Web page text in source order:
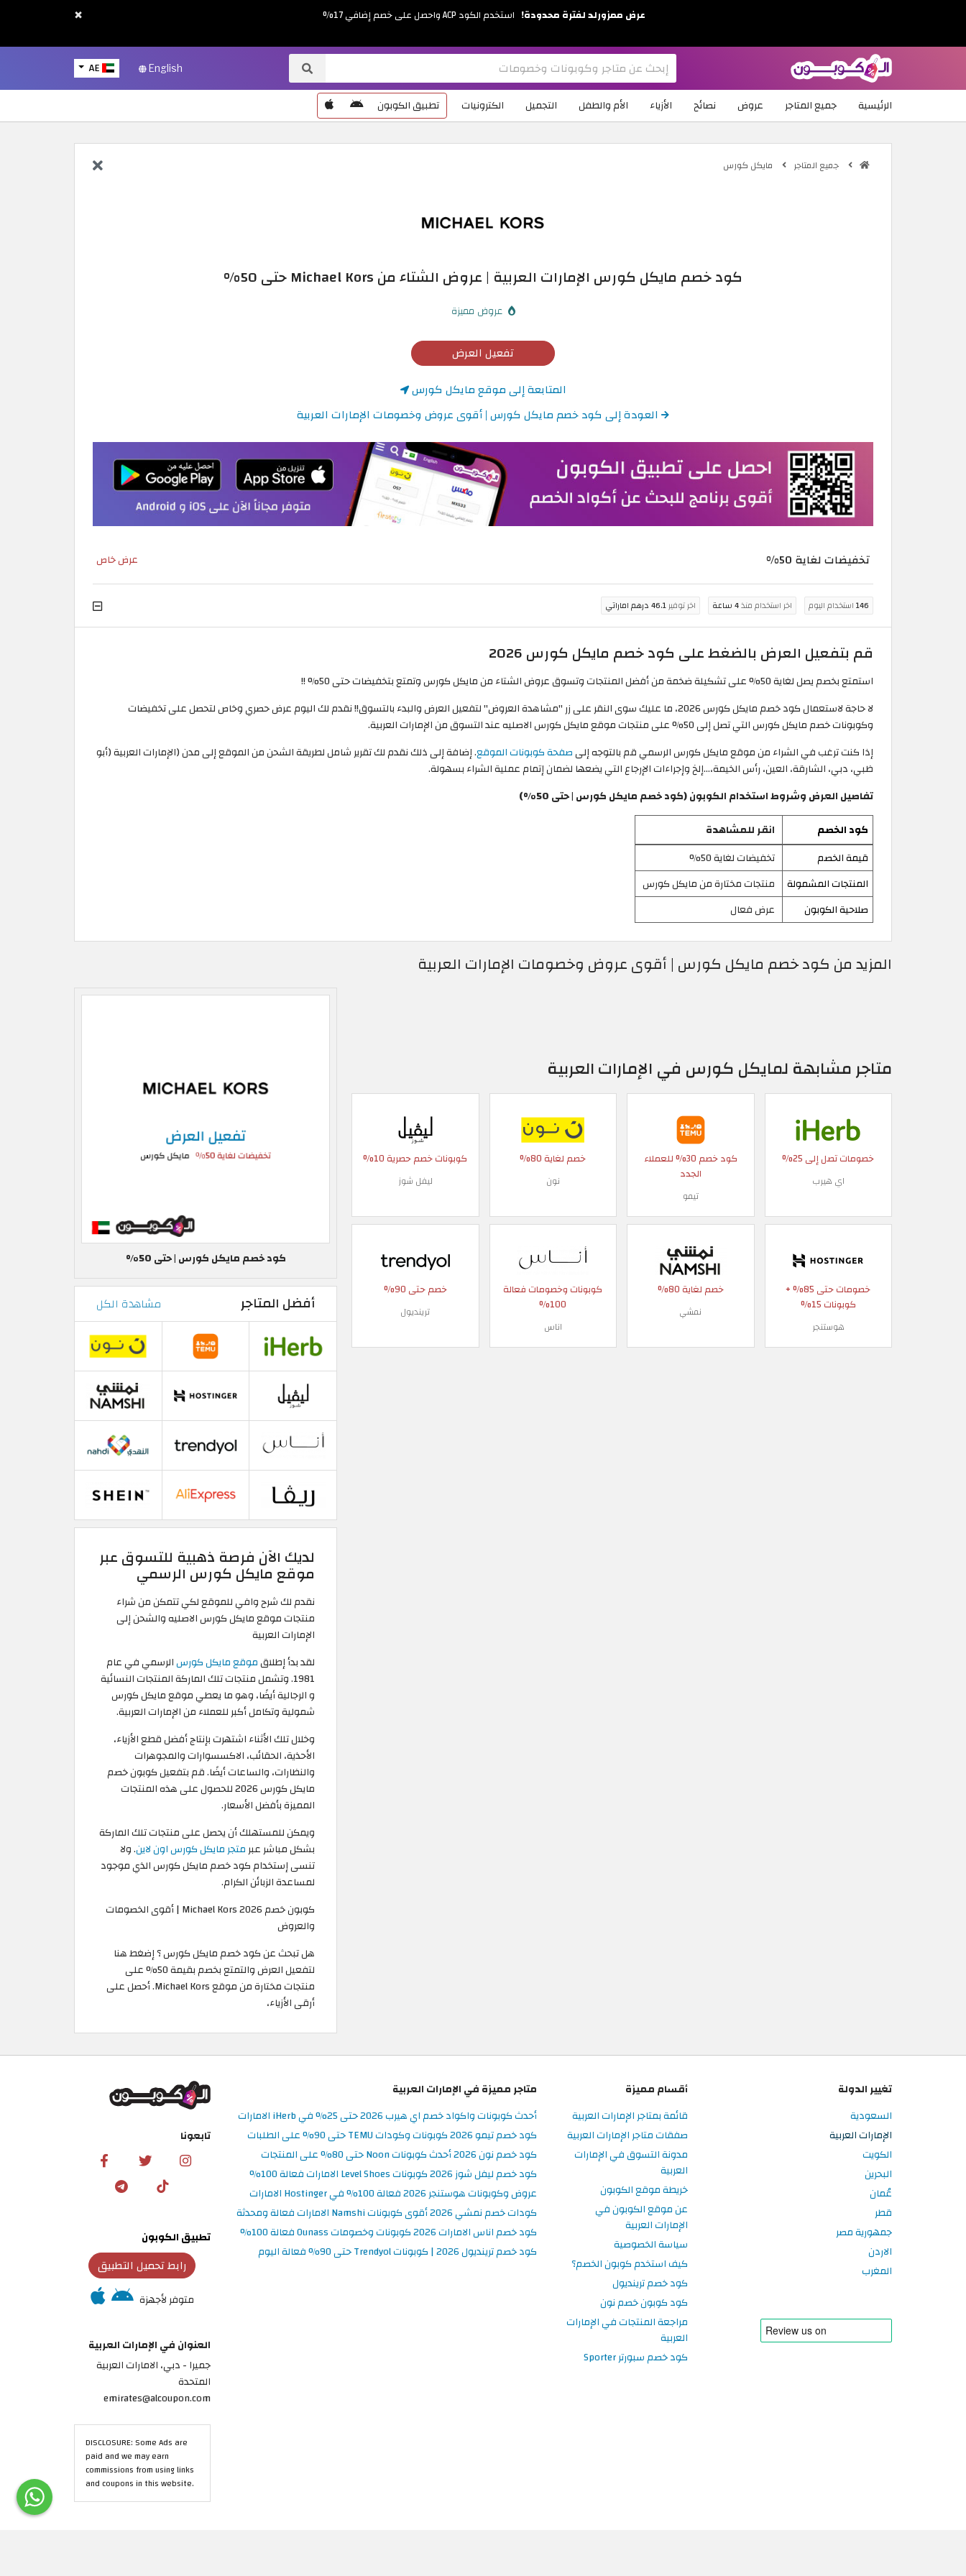
AE English
الرئيسية جميع المتاجر عروض نصائح الأزياء الأم والطفل التجميل الكترونيات تطبيق الكوبون
جميع المتاجر مايكل كورس
كود خصم مايكل كورس الإمارات العربية | عروض الشتاء من Michael Kors حتى 50%
عروض مميزة
تفعيل العرض
المتابعة إلى موقع مايكل كورس
العودة إلى كود خصم مايكل كورس | أقوى عروض وخصومات الإمارات العربية
تخفيضات لغاية 50% عرض خاص
146استخدام اليوم اخر استخدام منذ4 ساعة اخر توفير46.1 درهم اماراتي
قم بتفعيل العرض بالضغط على كود خصم مايكل كورس 2026
استمتع بخصم يصل لغاية 50% على تشكيلة ضخمة من أفضل المنتجات وتسوق عروض الشتاء من مايكل كورس وتمتع بتخفيضات حتى 50% !!
لا حاجة لاستعمال كود خصم مايكل كورس 2026، ما عليك سوى النقر على زر "مشاهدة العروض" لتفعيل العرض والبدء بالتسوق!! نقدم لك اليوم عرض حصري وخاص لتحصل على تخفيضات
وكوبونات خصم مايكل كورس التي تصل إلى 50% على منتجات موقع مايكل كورس الاصليه عند التسوق من الإمارات العربية.
إذا كنت ترغب في الشراء من موقع مايكل كورس الرسمي قم بالتوجه إلىصفحة كوبونات الموقع. إضافة إلى ذلك نقدم لك تقرير شامل لطريقة الشحن من الموقع إلى مدن (الإمارات العربية (أبو
ظبي، دبي، الشارقة، العين، رأس الخيمة،…إلخ وإجراءات الإرجاع التي يضعها لضمان إتمام عملية الشراء بسهولة.
تفاصيل العرض وشروط استخدام الكوبون (كود خصم مايكل كورس | حتى 50%)
كود الخصم
انقر للمشاهدة
قيمة الخصم
تخفيضات لغاية 50%
المنتجات المشمولة
منتجات مختارة من مايكل كورس
صلاحية الكوبون
عرض فعال
المزيد من كود خصم مايكل كورس | أقوى عروض وخصومات الإمارات العربية
متاجر مشابهة لمايكل كورس في الإمارات العربية
خصومات تصل إلى 25%
اي هيرب
كود خصم 30% للعملاء
الجدد
تيمو
خصم لغاية 80%
نون
كوبونات خصم حصرية 10%
ليفل شوز
خصومات حتى 85% +
كوبونات 15%
هوستنجر
خصم لغاية 80%
نمشي
كوبونات وخصومات فعالة
100%
اناس
خصم حتى 90%
ترينديول
كود خصم مايكل كورس | حتى 50%
أفضل المتاجر مشاهدة الكل
لديك الآن فرصة ذهبية للتسوق عبر
موقع مايكل كورس الرسمي
نقدم لك شرح وافي للموقع لكي تتمكن من شراء
منتجات موقع مايكل كورس الاصليه والشحن إلى
الإمارات العربية
لقد بدأ إطلاقموقع مايكل كورسالرسمي في عام
1981. وتشمل منتجات تلك الماركة المنتجات النسائية
و الرجالية أيضًا، وهو ما يعطي موقع مايكل كورس
شمولية وتكامل أكبر للعملاء من الإمارات العربية.
وخلال تلك الأثناء اشتهرت بإنتاج أفضل قطع الأزياء،
الأحذية، الحقائب، الاكسسوارات والمجوهرات
والنظارات، والساعات أيضًا. قم بتفعيل كوبون خصم
مايكل كورس 2026 للحصول على هذه المنتجات
المميزة بأفضل الأسعار.
ويمكن للمستهلك أن يحصل على منتجات تلك الماركة
بشكل مباشر عبر متجر مايكل كورس اون لاين. ولا
تنسى إستخدام كود خصم مايكل كورس الذي موجود
لمساعدة الزبائن الكرام.
كوبون خصم Michael Kors 2026 | أقوى الخصومات
والعروض
هل تبحث عن كود خصم مايكل كورس ؟ إضغط هنا
لتفعيل العرض والتمتع بخصم بقيمة 50% على
منتجات مختارة من موقع Michael Kors. أحصل على
أرقى الأزياء،
تغيير الدولة
السعودية
الإمارات العربية
الكويت
البحرين
عُمان
قطر
جمهورية مصر
الاردن
المغرب
أقسام مميزة
قائمة بمتاجر الإمارات العربية
صفقات متاجر الإمارات العربية
مدونة التسوق في الإمارات
العربية
خريطة موقع الكوبون
عن موقع الكوبون في
الإمارات العربية
سياسة الخصوصية
كيف استخدم كوبون الخصم؟
كود خصم ترينديول
كود كوبون خصم نون
مراجعة المنتجات في الإمارات
العربية
كود خصم سبورتر Sporter
متاجر مميزة في الإمارات العربية
أحدث كوبونات واكواد خصم اي هيرب 2026 حتى 25% في iHerb الامارات
كود خصم تيمو 2026 كوبونات وكودات TEMU حتى 90% على الطلبات
كود خصم نون 2026 أحدث كوبونات Noon حتى 80% على المنتجات
كود خصم ليفل شوز 2026 كوبونات Level Shoes الامارات فعالة 100%
عروض وكوبونات هوستنجر 2026 فعالة 100% في Hostinger الامارات
كودات خصم نمشي 2026 أقوى كوبونات Namshi الامارات فعالة ومحدثة
كود خصم اناس الامارات 2026 كوبونات وخصومات Ounass فعالة 100%
كود خصم ترينديول 2026 | كوبونات Trendyol حتى 90% فعالة اليوم
تابعونا
تطبيق الكوبون
رابط تحميل التطبيق
متوفر لأجهزة
العنوان في الإمارات العربية
جميرا - دبي، الامارات العربية
المتحدة
emirates@alcoupon.com
DISCLOSURE: Some Ads are
paid and we may earn
commissions from using links
and coupons in this website.
× عرض ممزورلد لفترة محدودة! استخدم الكود ACP واحصل على خصم إضافي 17%